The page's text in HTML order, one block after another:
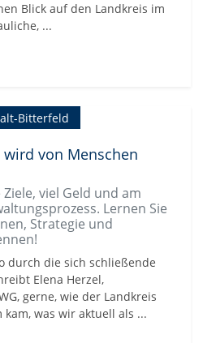
Blick auf den Landkreis im
...
von Menschen
viel Geld und am
Lernen Sie
Strategie und
Bitterfeld
durch die sich schließende
Elena Herzel,
gerne, wie der Landkreis
was wir aktuell als ...